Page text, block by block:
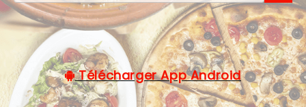
Télécharger App Android